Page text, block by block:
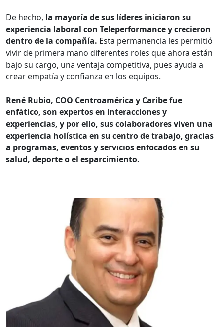
De hecho, la mayoría de sus líderes iniciaron su
experiencia laboral con Teleperformance y crecieron
dentro de la compañía. Esta permanencia les permitió
vivir de primera mano diferentes roles que ahora están
bajo su cargo, una ventaja competitiva, pues ayuda a
crear empatía y confianza en los equipos.
René Rubio, COO Centroamérica y Caribe fue
enfático, son expertos en interacciones y
experiencias, y por ello, sus colaboradores viven una
experiencia holística en su centro de trabajo, gracias
a programas, eventos y servicios enfocados en su
salud, deporte o el esparcimiento.